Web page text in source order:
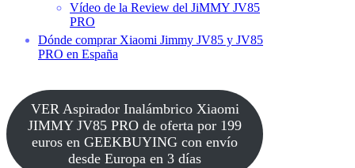
Vídeo de la Review del JiMMY JV85
PRO
Dónde comprar Xiaomi Jimmy JV85 y JV85
PRO en España
VER Aspirador Inalámbrico Xiaomi
JIMMY JV85 PRO de oferta por 199
euros en GEEKBUYING con envío
desde Europa en 3 días